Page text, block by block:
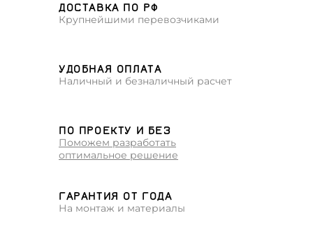
ДОСТАВКА ПО РФ
Крупнейшими перевозчиками
УДОБНАЯ ОПЛАТА
Наличный и безналичный расчет
ПО ПРОЕКТУ И БЕЗ
Поможем разработать
оптимальное решение
ГАРАНТИЯ ОТ ГОДА
На монтаж и материалы